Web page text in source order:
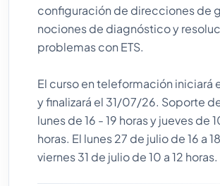
configuración de direcciones de
nociones de diagnóstico y
problemas con ETS.
El curso en teleformación iniciará
y finalizará el 31/07/26. Soporte
lunes de 16 - 19 horas y jueves de
horas. El lunes 27 de julio de 16 a
viernes 31 de julio de 10 a 12 horas.